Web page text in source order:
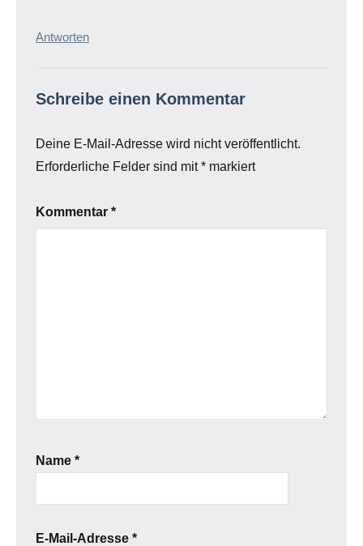
Antworten
Schreibe einen Kommentar
Deine E-Mail-Adresse wird nicht veröffentlicht.
Erforderliche Felder sind mit* markiert
Kommentar *
Name *
E-Mail-Adresse *